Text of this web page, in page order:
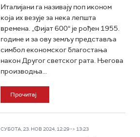
Италијани га називају поп иконом
која их везује за нека лепшта
времена. „Фијат 600“ је рођен 1955.
године и за ову земљу представља
симбол економског благостања
након Другог светског рата. Његова
производња...
Прочитај
СУБОТА, 23. НОВ 2024, 12:29 -> 13:23